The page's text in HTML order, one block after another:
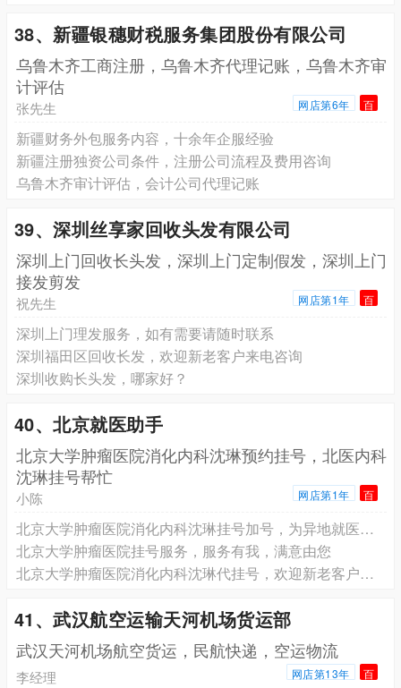
38、新疆银穗财税服务集团股份有限公司
乌鲁木齐工商注册，乌鲁木齐代理记账，乌鲁木齐审
计评估
张先生 网店第6年 百
新疆财务外包服务内容，十余年企服经验
新疆注册独资公司条件，注册公司流程及费用咨询
乌鲁木齐审计评估，会计公司代理记账
39、深圳丝享家回收头发有限公司
深圳上门回收长头发，深圳上门定制假发，深圳上门
接发剪发
祝先生 网店第1年 百
深圳上门理发服务，如有需要请随时联系
深圳福田区回收长发，欢迎新老客户来电咨询
深圳收购长头发，哪家好？
40、北京就医助手
北京大学肿瘤医院消化内科沈琳预约挂号，北医内科
沈琳挂号帮忙
小陈 网店第1年 百
北京大学肿瘤医院消化内科沈琳挂号加号，为异地就医患者提供便捷
北京大学肿瘤医院挂号服务，服务有我，满意由您
北京大学肿瘤医院消化内科沈琳代挂号，欢迎新老客户来电咨询
41、武汉航空运输天河机场货运部
武汉天河机场航空货运，民航快递，空运物流
李经理 网店第13年 百